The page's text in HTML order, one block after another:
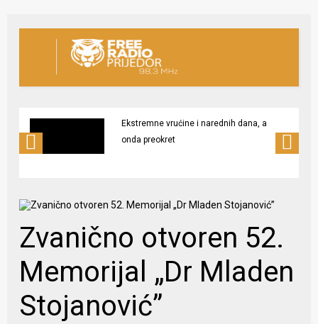
Ekstremne vrućine i narednih dana, a
onda preokret
Zvanično otvoren 52.
Memorijal „Dr Mladen
Stojanović”